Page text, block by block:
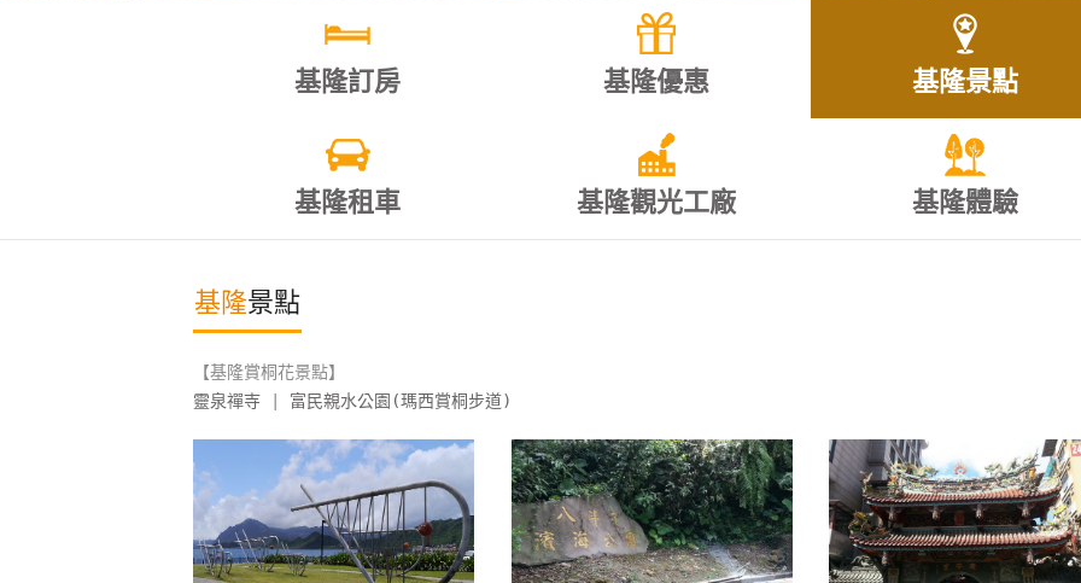
基隆訂房 基隆優惠 基隆景點
基隆租車 基隆觀光工廠 基隆體驗
基隆景點
【基隆賞桐花景點】
靈泉禪寺
富民親水公園(瑪西賞桐步道)